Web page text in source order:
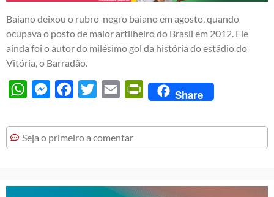
Baiano deixou o rubro-negro baiano em agosto, quando
ocupava o posto de maior artilheiro do Brasil em 2012. Ele
ainda foi o autor do milésimo gol da história do estádio do
Vitória, o Barradão.
WhatsAppMessengerFacebook
Twitter Email PrintFriendly
Share
Seja o primeiro a comentar